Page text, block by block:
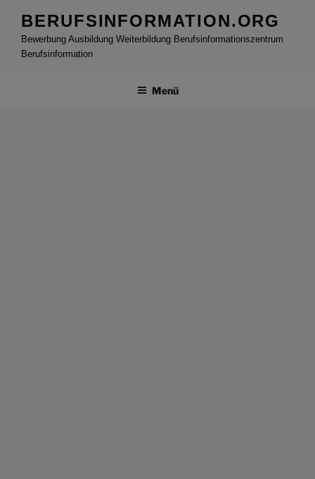
Inhalt
springen
BERUFSINFORMATION.ORG
Bewerbung Ausbildung Weiterbildung Berufsinformationszentrum
Berufsinformation
Menü